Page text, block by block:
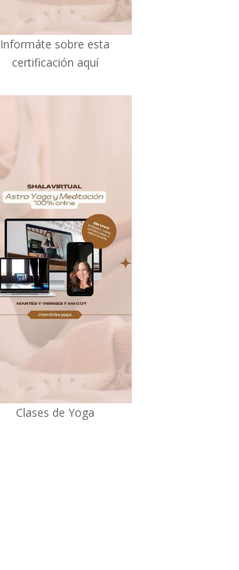
Informáte sobre esta
certificación aquí
Clases de Yoga